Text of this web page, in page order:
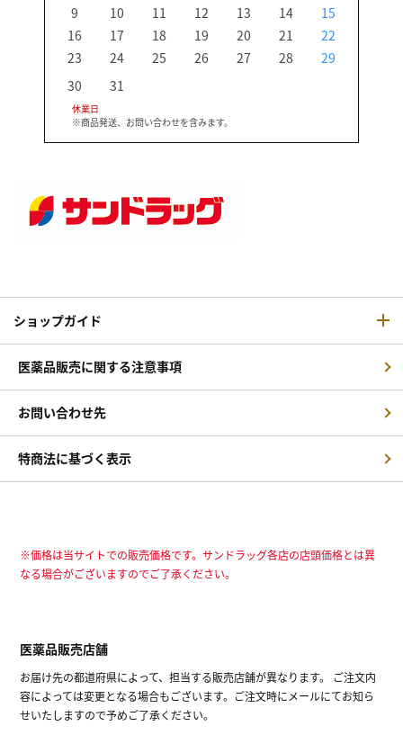
9
10 11 12 13 14
15
16
17 18 19 20 21
22
23
24 25 26 27 28
29
30
31
休業日
※商品発送、お問い合わせを含みます。
ショップガイド
医薬品販売に関する注意事項
お問い合わせ先
特商法に基づく表示
※価格は当サイトでの販売価格です。サンドラッグ各店の店頭価格とは異
なる場合がございますのでご了承ください。
医薬品販売店舗
お届け先の都道府県によって、担当する販売店舗が異なります。 ご注文内
容によっては変更となる場合もございます。ご注文時にメールにてお知ら
せいたしますので予めご了承ください。